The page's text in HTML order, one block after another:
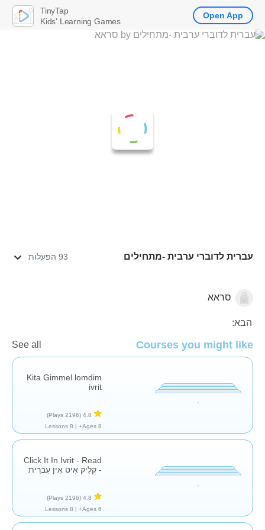
עברית לדוברי ערבית -מתחילים 93 הפעלות
השפה העברית
סראא
הבא:
Courses you might like
See all
Kita Gimmel lomdim
ivrit
4.8
(2196 Plays)
Ages 8+ |
8 Lessons
Click It In Ivrit - Read
- קְלִיק אִיט אִין עִבְרִית
4.8
(2196 Plays)
Ages 6+ |
8 Lessons
TinyTap
Kids' Learning Games
Open App